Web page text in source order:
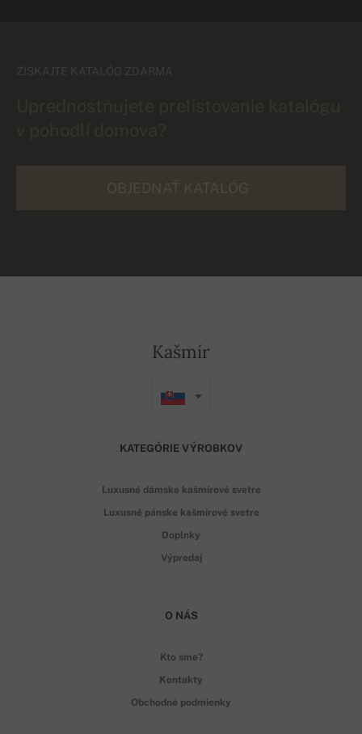
ZÍSKAJTE KATALÓG ZDARMA
Kašmír
KATEGÓRIE VÝROBKOV
Luxusné dámske kašmírové svetre
Luxusné pánske kašmírové svetre
Doplnky
Výpredaj
O NÁS
Kto sme?
Kontakty
Obchodné podmienky